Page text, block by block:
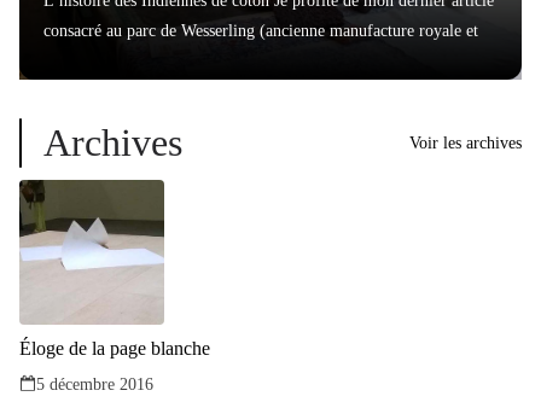
consacré au parc de Wesserling (ancienne manufacture royale et
Archives Voir les archives
Éloge de la page blanche
5 décembre 2016